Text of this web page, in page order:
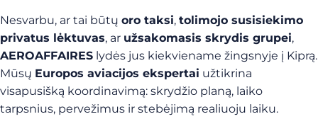
Nesvarbu, ar tai būtų oro taksi, tolimojo susisiekimo
privatus lėktuvas, ar užsakomasis skrydis grupei,
AEROAFFAIRES lydės jus kiekviename žingsnyje į Kiprą.
Mūsų Europos aviacijos ekspertai užtikrina
visapusišką koordinavimą: skrydžio planą, laiko
tarpsnius, pervežimus ir stebėjimą realiuoju laiku.